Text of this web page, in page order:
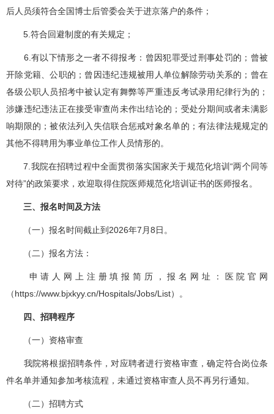
后人员须符合全国博士后管委会关于进京落户的条件；
5.符合回避制度的有关规定；
6.有以下情形之一者不得报考：曾因犯罪受过刑事处罚的；曾被
开除党籍、公职的；曾因违纪违规被用人单位解除劳动关系的；曾在
各级公职人员招考中被认定有舞弊等严重违反考试录用纪律行为的；
涉嫌违纪违法正在接受审查尚未作出结论的；受处分期间或者未满影
响期限的；被依法列入失信联合惩戒对象名单的；有法律法规规定的
其他不得聘用为事业单位工作人员情形的。
7.我院在招聘过程中全面贯彻落实国家关于规范化培训“两个同等
对待”的政策要求，欢迎取得住院医师规范化培训证书的医师报名。
三、报名时间及方法
（一）报名时间截止到2026年7月8日。
（二）报名方法：
申请人网上注册填报简历，报名网址：医院官网
（https://www.bjxkyy.cn/Hospitals/Jobs/List）。
四、招聘程序
（一）资格审查
我院将根据招聘条件，对应聘者进行资格审查，确定符合岗位条
件名单并通知参加考核流程，未通过资格审查人员不再另行通知。
（二）招聘方式